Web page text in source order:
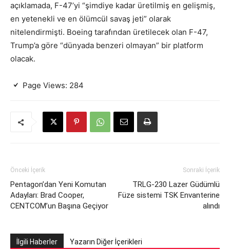
açıklamada, F-47’yi “şimdiye kadar üretilmiş en gelişmiş,
en yetenekli ve en ölümcül savaş jeti” olarak
nitelendirmişti. Boeing tarafından üretilecek olan F-47,
Trump’a göre “dünyada benzeri olmayan” bir platform
olacak.
Page Views: 284
Önceki İçerik
Pentagon’dan Yeni Komutan
Adayları: Brad Cooper,
CENTCOM’un Başına Geçiyor
Sonraki İçerik
TRLG-230 Lazer Güdümlü
Füze sistemi TSK Envanterine
alındı
İlgili Haberler Yazarın Diğer İçerikleri